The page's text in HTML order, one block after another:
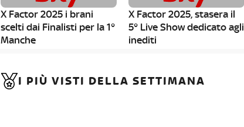
X Factor 2025 i brani
scelti dai Finalisti per la 1°
Manche
X Factor 2025, stasera il
5° Live Show dedicato agli
inediti
I PIÙ VISTI DELLA SETTIMANA